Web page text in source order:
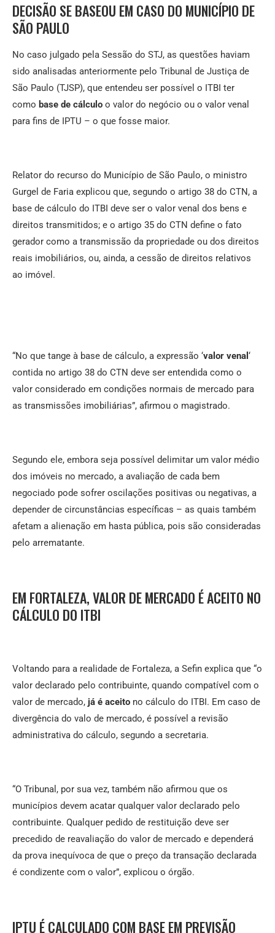
DECISÃO SE BASEOU EM CASO DO MUNICÍPIO DE
SÃO PAULO
No caso julgado pela Sessão do STJ, as questões haviam
sido analisadas anteriormente pelo Tribunal de Justiça de
São Paulo (TJSP), que entendeu ser possível o ITBI ter
como base de cálculo o valor do negócio ou o valor venal
para fins de IPTU – o que fosse maior.
Relator do recurso do Município de São Paulo, o ministro
Gurgel de Faria explicou que, segundo o artigo 38 do CTN, a
base de cálculo do ITBI deve ser o valor venal dos bens e
direitos transmitidos; e o artigo 35 do CTN define o fato
gerador como a transmissão da propriedade ou dos direitos
reais imobiliários, ou, ainda, a cessão de direitos relativos
ao imóvel.
“No que tange à base de cálculo, a expressão ‘valor venal ‘
contida no artigo 38 do CTN deve ser entendida como o
valor considerado em condições normais de mercado para
as transmissões imobiliárias”, afirmou o magistrado.
Segundo ele, embora seja possível delimitar um valor médio
dos imóveis no mercado, a avaliação de cada bem
negociado pode sofrer oscilações positivas ou negativas, a
depender de circunstâncias específicas – as quais também
afetam a alienação em hasta pública, pois são consideradas
pelo arrematante.
EM FORTALEZA, VALOR DE MERCADO É ACEITO NO
CÁLCULO DO ITBI
Voltando para a realidade de Fortaleza, a Sefin explica que “o
valor declarado pelo contribuinte, quando compatível com o
valor de mercado, já é aceito no cálculo do ITBI. Em caso de
divergência do valo de mercado, é possível a revisão
administrativa do cálculo, segundo a secretaria.
“O Tribunal, por sua vez, também não afirmou que os
municípios devem acatar qualquer valor declarado pelo
contribuinte. Qualquer pedido de restituição deve ser
precedido de reavaliação do valor de mercado e dependerá
da prova inequívoca de que o preço da transação declarada
é condizente com o valor”, explicou o órgão.
IPTU É CALCULADO COM BASE EM PREVISÃO